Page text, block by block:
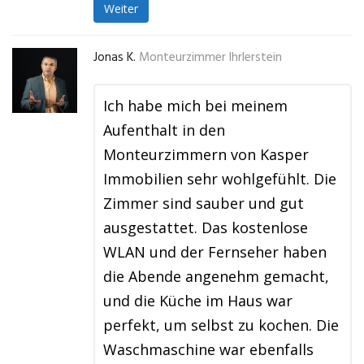
Weiter
Jonas K. Monteurzimmer Ihrlerstein
Ich habe mich bei meinem
Aufenthalt in den
Monteurzimmern von Kasper
Immobilien sehr wohlgefühlt. Die
Zimmer sind sauber und gut
ausgestattet. Das kostenlose
WLAN und der Fernseher haben
die Abende angenehm gemacht,
und die Küche im Haus war
perfekt, um selbst zu kochen. Die
Waschmaschine war ebenfalls